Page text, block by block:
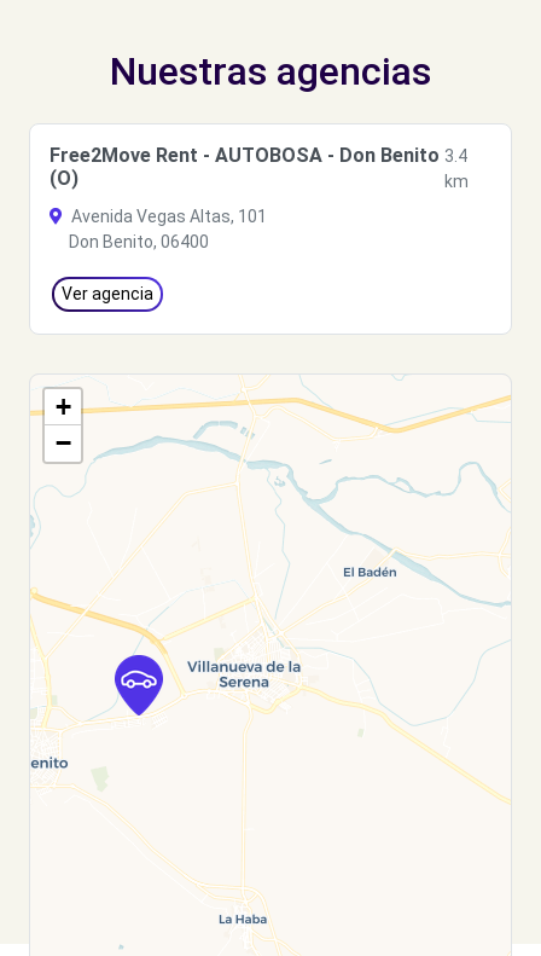
Nuestras agencias
Free2Move Rent - AUTOBOSA - Don Benito
(O)
3.4
km
Avenida Vegas Altas, 101
Don Benito, 06400
Ver agencia
+
−